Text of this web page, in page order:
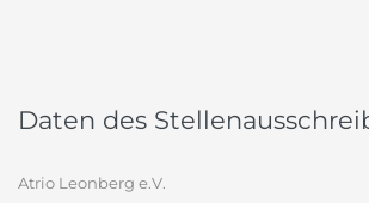
Daten des
Atrio Leonberg e.V.